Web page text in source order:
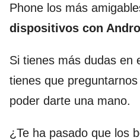
Phone los más
dispositivos con
Si tienes más dudas en
tienes que
poder darte una mano.
¿Te ha pasado que los